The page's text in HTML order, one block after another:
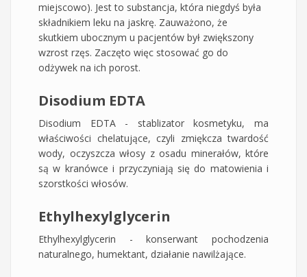
miejscowo). Jest to substancja, która niegdyś była
składnikiem leku na jaskrę. Zauważono, że
skutkiem ubocznym u pacjentów był zwiększony
wzrost rzęs. Zaczęto więc stosować go do
odżywek na ich porost.
Disodium EDTA
Disodium EDTA - stablizator kosmetyku, ma
właściwości chelatujące, czyli zmiękcza twardość
wody, oczyszcza włosy z osadu minerałów, które
są w kranówce i przyczyniają się do matowienia i
szorstkości włosów.
Ethylhexylglycerin
Ethylhexylglycerin - konserwant pochodzenia
naturalnego, humektant, działanie nawilżające.